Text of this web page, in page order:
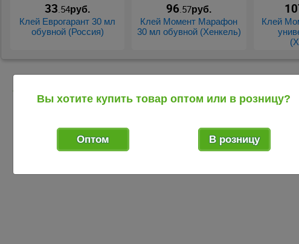
33.54руб.
Клей Еврогарант 30 мл
обувной (Россия)
96.57руб.
Клей Момент Марафон
30 мл обувной (Хенкель)
Клей
<
Вы хотите купить товар оптом или в розницу?
Оптом В розницу